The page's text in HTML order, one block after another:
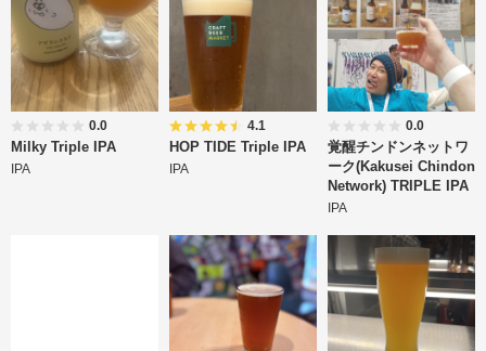
0.0
Milky Triple IPA
IPA
4.1
HOP TIDE Triple IPA
IPA
0.0
覚醒チンドンネットワ
ーク(Kakusei Chindon
Network) TRIPLE IPA
IPA